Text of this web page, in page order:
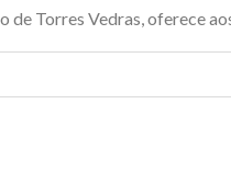
Torres Vedras, oferece